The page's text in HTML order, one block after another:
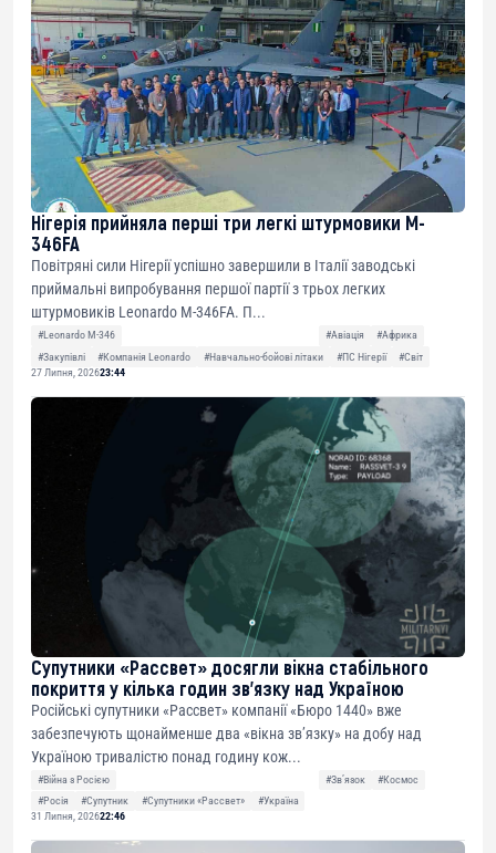
Нігерія прийняла перші три легкі штурмовики M-
346FA
Повітряні сили Нігерії успішно завершили в Італії заводські
приймальні випробування першої партії з трьох легких
штурмовиків Leonardo M-346FA. П...
#Leonardo M-346 #Авіація
#Африка
#Закупівлі
#Компанія Leonardo #Навчально-бойові літаки #ПС Нігерії
#Світ
27 Липня, 202623:44
Супутники «Рассвет» досягли вікна стабільного
покриття у кілька годин зв’язку над Україною
Російські супутники «Рассвет» компанії «Бюро 1440» вже
забезпечують щонайменше два «вікна зв’язку» на добу над
Україною тривалістю понад годину кож...
#Війна з Росією #Звʼязок
#Космос
#Росія
#Супутник #Супутники «Рассвет»
#Україна
31 Липня, 202622:46